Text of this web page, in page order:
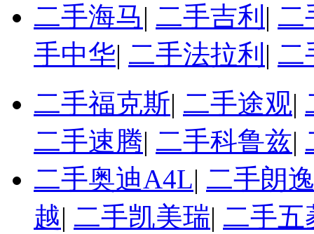
二手海马| 二手吉利 | 二
手中华| 二手法拉利 | 二
二手福克斯| 二手途观|
二手速腾| 二手科鲁兹|
二手奥迪A4L| 二手朗
越| 二手凯美瑞| 二手五